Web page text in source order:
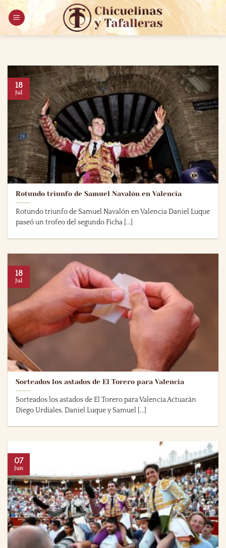
Saltar
contenido
Rotundo triunfo de Samuel Navalón en Valencia
Rotundo triunfo de Samuel Navalón en Valencia Daniel Luque
paseó un trofeo del segundo Ficha [...]
18
Jul
Sorteados los astados de El Torero para Valencia
Sorteados los astados de El Torero para Valencia Actuarán
Diego Urdiales, Daniel Luque y Samuel [...]
18
Jul
07
Jun